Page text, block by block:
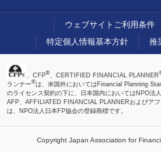
上へ
ウェブサイトご利用条件
特定個人情報基本方針
推
、CFP®、CERTIFIED FINANCIAL PLANNER
ランナー®は、米国外においてはFinancial Planning
のライセンス契約の下に、日本国内においてはNPO法
AFP、AFFILIATED FINANCIAL PLANNERおよびア
は、NPO法人日本FP協会の登録商標です。
Copyright Japan Association for